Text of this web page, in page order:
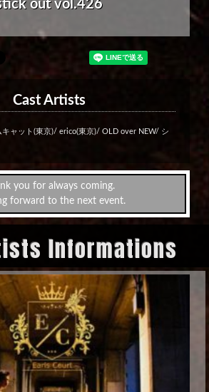
out vol.426
Cast Artists
キャット(東京)/ erico(東京)/ OLD over NEW/ シ
you for always coming.
forward to the next event.
Informations